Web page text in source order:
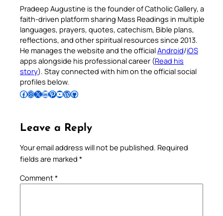
Pradeep Augustine is the founder of Catholic Gallery, a
faith-driven platform sharing Mass Readings in multiple
languages, prayers, quotes, catechism, Bible plans,
reflections, and other spiritual resources since 2013.
He manages the website and the officialAndroid/iOS
apps alongside his professional career (Read his
story). Stay connected with him on the official social
profiles below.
Follow Pradeep on Facebook Follow Pradeep on InstagramFollow Pradeep on X Follow Pradeep on LinkedIn Follow Pradeep on Pinterest Subscribe to Pradeep’s Youtube Channel Follow Pradeep on WordPress Follow Pradeep on GitHub
Leave a Reply
Your email address will not be published. Required
fields are marked *
Comment*